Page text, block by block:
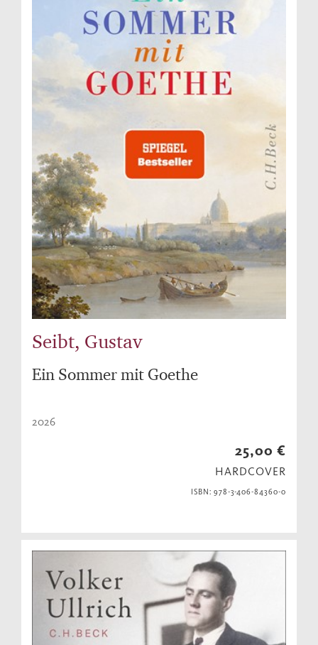
Seibt, Gustav
Ein Sommer mit Goethe
2026
25,00 €
HARDCOVER
ISBN: 978-3-406-84360-0